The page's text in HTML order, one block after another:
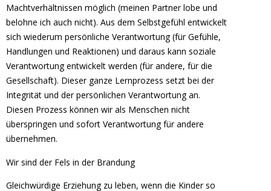
Machtverhältnissen möglich (meinen Partner lobe und
belohne ich auch nicht). Aus dem Selbstgefühl entwickelt
sich wiederum persönliche Verantwortung (für Gefühle,
Handlungen und Reaktionen) und daraus kann soziale
Verantwortung entwickelt werden (für andere, für die
Gesellschaft). Dieser ganze Lernprozess setzt bei der
Integrität und der persönlichen Verantwortung an.
Diesen Prozess können wir als Menschen nicht
überspringen und sofort Verantwortung für andere
übernehmen.
Wir sind der Fels in der Brandung
Gleichwürdige Erziehung zu leben, wenn die Kinder so